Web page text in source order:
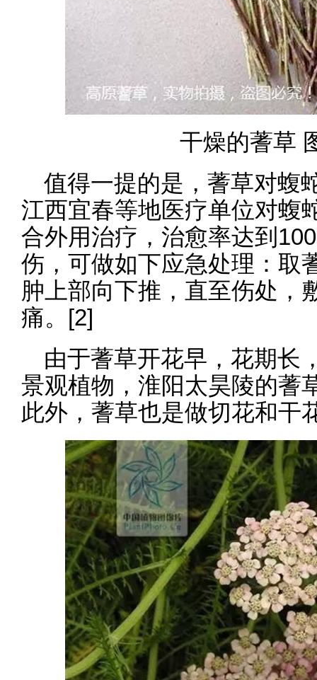
干燥的蓍草
值得一提的是，蓍草对蝮
江西宜春等地医疗单位对蝮
合外用治疗，治愈率达到
伤，可做如下应急处理：取
肿上部向下推，直至伤处，
痛。[2]
由于蓍草开花早，花期长
景观植物，淮阳太昊陵的蓍
此外，蓍草也是做切花和干